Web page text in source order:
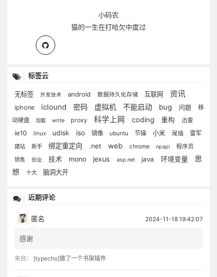
小码农
猫的一生在打哈欠中度过
标签云
无标签 开发技术 android 数据持久化存储 互联网 资讯
iphone iclound 密码 虚拟机 不能启动 bug 问题
移
动硬盘
加载 write proxy 科学上网 coding 重构 迅雷
ie10 linux udisk iso 镜像 ubuntu 节操 小米 尾插 雷军
建站 新手 绑定重定向 .net web chrome npapi 程序员
销售 创业 技术 mono jexus asp.net java 环境变量
思
想
十大 脑洞大开
近期评论
匿名 2024-11-18 19:42:07
感谢
来自： [typecho]做了一个书架插件